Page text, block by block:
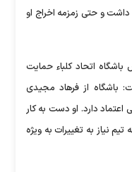
داشت و حتی زمزمه اخراج او
باشگاه اتحاد کلباء حمایت
باشگاه از فرهاد مجیدی
دارد. او دست به کار
نیاز به تغییرات به ویژه